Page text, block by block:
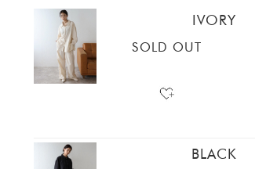
IVORY
SOLD OUT
BLACK